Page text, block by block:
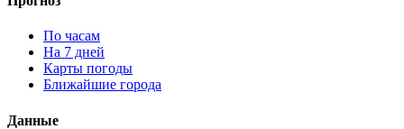
По часам
На 7 дней
Карты погоды
Ближайшие города
Данные